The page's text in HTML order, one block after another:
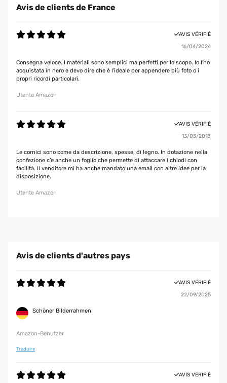
Avis de clients de France
AVIS VÉRIFIÉ
16/04/2024
Consegna veloce. I materiali sono semplici ma perfetti per lo scopo. Io l'ho
acquistata in nero e devo dire che è l'ideale per appendere più foto o i
propri ricordi particolari.
Utente Amazon
AVIS VÉRIFIÉ
13/03/2018
Le cornici sono come da descrizione, spesse, di legno. In dotazione nella
confezione c’e anche un foglio che permette di attaccare i chiodi con
facilità. Il venditore mi ha anche mandato una email con altre idee per la
disposizione.
Utente Amazon
Avis de clients d'autres pays
AVIS VÉRIFIÉ
22/09/2025
Schöner Bilderrahmen
Amazon-Benutzer
Traduire
AVIS VÉRIFIÉ